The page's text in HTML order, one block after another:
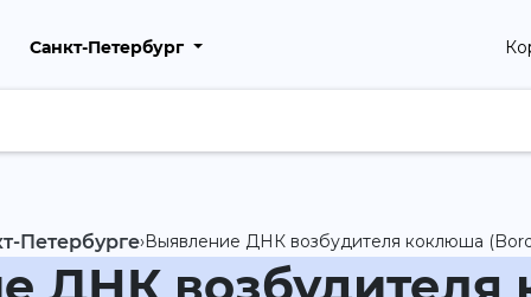
Санкт-Петербург
Петербурге›Выявление ДНК возбудителя коклюша